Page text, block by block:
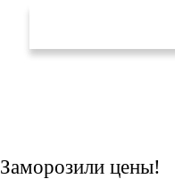
Заморозили цены!